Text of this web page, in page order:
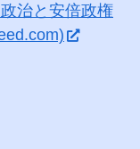
治と安倍政権